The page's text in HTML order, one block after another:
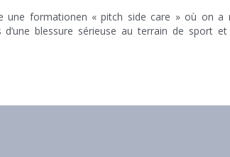
une formationen « pitch side care » où on
blessure sérieuse au terrain de sport